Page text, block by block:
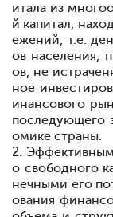
итала из
й капитал,
ежений, т.е.
ов населения,
ов, не
ное
инансового
последующего
омике страны.
2.
о свободного
нечными его
ования